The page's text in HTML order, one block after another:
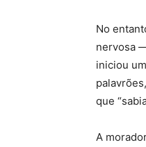
No
nervosa
iniciou
que
A